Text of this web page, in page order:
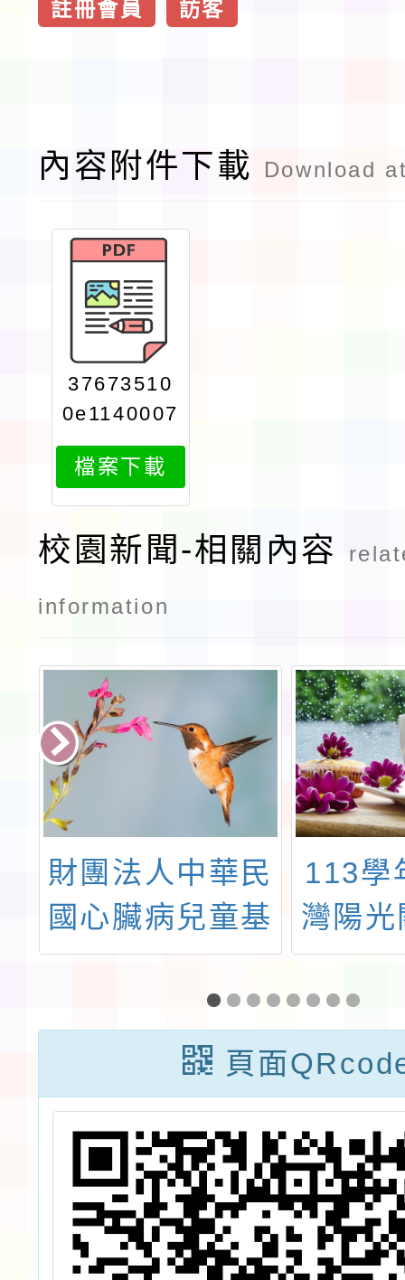
註冊會員 訪客
內容附件下載 Download
37673510
0e1140007
314attach
1
檔案下載
校園新聞-相關內容
information
財團法人中華民
國心臟病兒童基
金會「心臟病童
獎勵學金」
113學
灣陽
教育
頁面